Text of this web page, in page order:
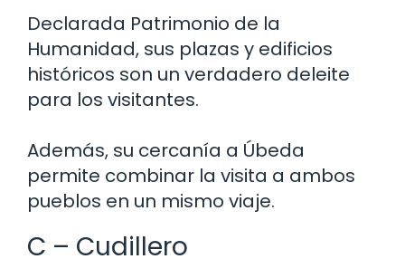
Declarada Patrimonio de la
Humanidad, sus plazas y edificios
históricos son un verdadero deleite
para los visitantes.
Además, su cercanía a Úbeda
permite combinar la visita a ambos
pueblos en un mismo viaje.
C – Cudillero